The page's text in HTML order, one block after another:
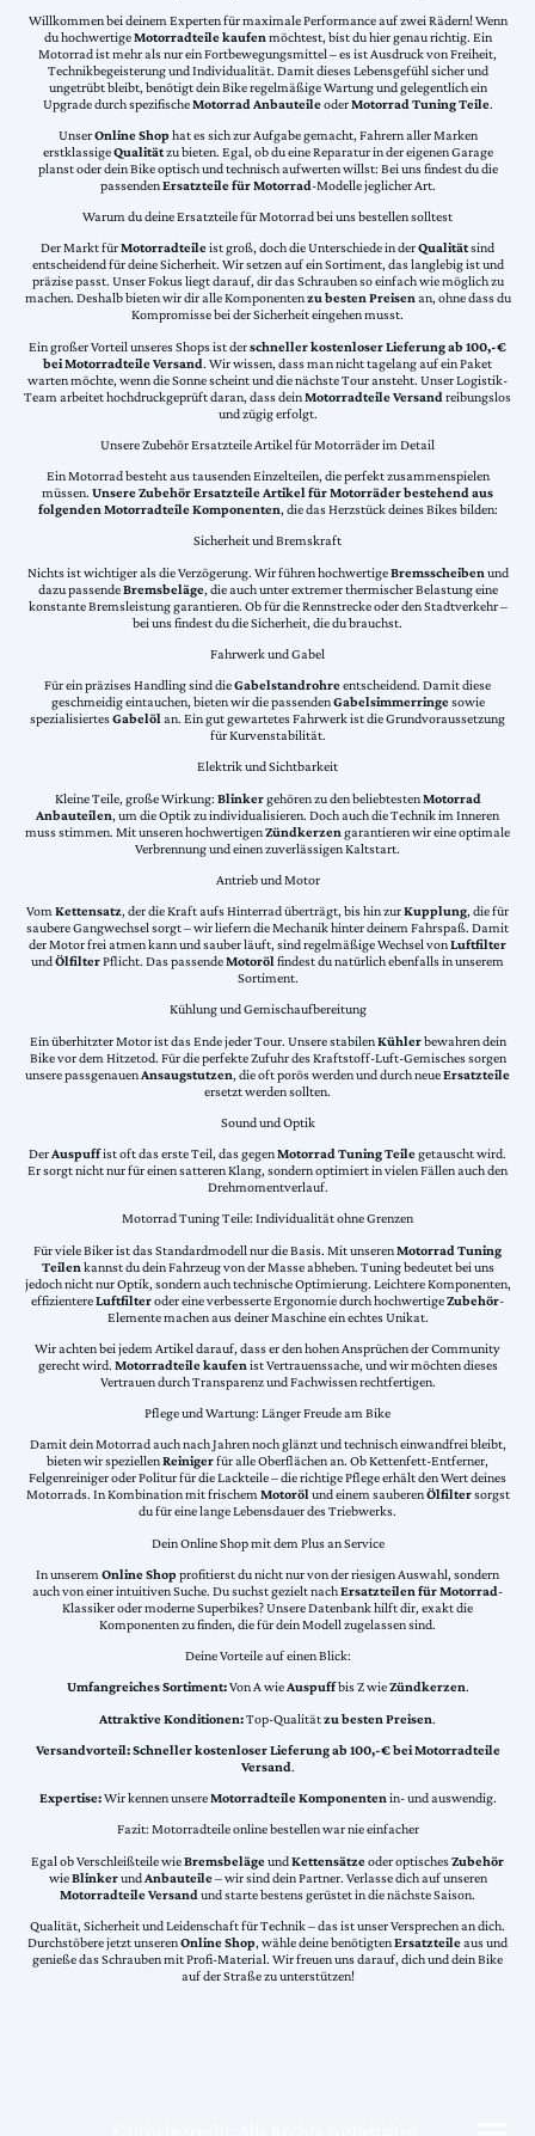
Willkommen bei deinem Experten für maximale Performance auf zwei Rädern! Wenn
du hochwertigeMotorradteile kaufen möchtest, bist du hier genau richtig. Ein
Motorrad ist mehr als nur ein Fortbewegungsmittel – es ist Ausdruck von Freiheit,
Technikbegeisterung und Individualität. Damit dieses Lebensgefühl sicher und
ungetrübt bleibt, benötigt dein Bike regelmäßige Wartung und gelegentlich ein
Upgrade durch spezifischeMotorrad AnbauteileoderMotorrad Tuning Teile.
UnserOnline Shophat es sich zur Aufgabe gemacht, Fahrern aller Marken
erstklassigeQualitätzu bieten. Egal, ob du eine Reparatur in der eigenen Garage
planst oder dein Bike optisch und technisch aufwerten willst: Bei uns findest du die
passendenErsatzteile für Motorrad-Modelle jeglicher Art.
Warum du deine Ersatzteile für Motorrad bei uns bestellen solltest
Der Markt fürMotorradteileist groß, doch die Unterschiede in derQualitätsind
entscheidend für deine Sicherheit. Wir setzen auf ein Sortiment, das langlebig ist und
präzise passt. Unser Fokus liegt darauf, dir das Schrauben so einfach wie möglich zu
machen. Deshalb bieten wir dir alle Komponentenzu besten Preisenan, ohne dass du
Kompromisse bei der Sicherheit eingehen musst.
Ein großer Vorteil unseres Shops ist derschneller kostenloser Lieferung ab 100,-€
bei Motorradteile Versand. Wir wissen, dass man nicht tagelang auf ein Paket
warten möchte, wenn die Sonne scheint und die nächste Tour ansteht. Unser Logistik-
Team arbeitet hochdruckgeprüft daran, dass deinMotorradteile Versand reibungslos
und zügig erfolgt.
Unsere Zubehör Ersatzteile Artikel für Motorräder im Detail
Ein Motorrad besteht aus tausenden Einzelteilen, die perfekt zusammenspielen
müssen. Unsere Zubehör Ersatzteile Artikel für Motorräder bestehend aus
folgenden Motorradteile Komponenten, die das Herzstück deines Bikes bilden:
Sicherheit und Bremskraft
Nichts ist wichtiger als die Verzögerung. Wir führen hochwertigeBremsscheiben und
dazu passendeBremsbeläge, die auch unter extremer thermischer Belastung eine
konstante Bremsleistung garantieren. Ob für die Rennstrecke oder den Stadtverkehr –
bei uns findest du die Sicherheit, die du brauchst.
Fahrwerk und Gabel
Für ein präzises Handling sind dieGabelstandrohreentscheidend. Damit diese
geschmeidig eintauchen, bieten wir die passendenGabelsimmerringesowie
spezialisiertesGabelölan. Ein gut gewartetes Fahrwerk ist die Grundvoraussetzung
für Kurvenstabilität.
Elektrik und Sichtbarkeit
Kleine Teile, große Wirkung: Blinkergehören zu den beliebtestenMotorrad
Anbauteilen, um die Optik zu individualisieren. Doch auch die Technik im Inneren
muss stimmen. Mit unseren hochwertigenZündkerzen garantieren wir eine optimale
Verbrennung und einen zuverlässigen Kaltstart.
Antrieb und Motor
VomKettensatz, der die Kraft aufs Hinterrad überträgt, bis hin zurKupplung, die für
saubere Gangwechsel sorgt – wir liefern die Mechanik hinter deinem Fahrspaß. Damit
der Motor frei atmen kann und sauber läuft, sind regelmäßige Wechsel vonLuftfilter
undÖlfilterPflicht. Das passendeMotorölfindest du natürlich ebenfalls in unserem
Sortiment.
Kühlung und Gemischaufbereitung
Ein überhitzter Motor ist das Ende jeder Tour. Unsere stabilenKühlerbewahren dein
Bike vor dem Hitzetod. Für die perfekte Zufuhr des Kraftstoff-Luft-Gemisches sorgen
unsere passgenauenAnsaugstutzen, die oft porös werden und durch neueErsatzteile
ersetzt werden sollten.
Sound und Optik
DerAuspuffist oft das erste Teil, das gegenMotorrad Tuning Teilegetauscht wird.
Er sorgt nicht nur für einen satteren Klang, sondern optimiert in vielen Fällen auch den
Drehmomentverlauf.
Motorrad Tuning Teile: Individualität ohne Grenzen
Für viele Biker ist das Standardmodell nur die Basis. Mit unserenMotorrad Tuning
Teilen kannst du dein Fahrzeug von der Masse abheben. Tuning bedeutet bei uns
jedoch nicht nur Optik, sondern auch technische Optimierung. Leichtere Komponenten,
effizientereLuftfilteroder eine verbesserte Ergonomie durch hochwertigeZubehör-
Elemente machen aus deiner Maschine ein echtes Unikat.
Wir achten bei jedem Artikel darauf, dass er den hohen Ansprüchen der Community
gerecht wird. Motorradteile kaufen ist Vertrauenssache, und wir möchten dieses
Vertrauen durch Transparenz und Fachwissen rechtfertigen.
Pflege und Wartung: Länger Freude am Bike
Damit dein Motorrad auch nach Jahren noch glänzt und technisch einwandfrei bleibt,
bieten wir speziellenReinigerfür alle Oberflächen an. Ob Kettenfett-Entferner,
Felgenreiniger oder Politur für die Lackteile – die richtige Pflege erhält den Wert deines
Motorrads. In Kombination mit frischemMotorölund einem sauberenÖlfiltersorgst
du für eine lange Lebensdauer des Triebwerks.
Dein Online Shop mit dem Plus an Service
In unserem Online Shopprofitierst du nicht nur von der riesigen Auswahl, sondern
auch von einer intuitiven Suche. Du suchst gezielt nachErsatzteilen für Motorrad-
Klassiker oder moderne Superbikes? Unsere Datenbank hilft dir, exakt die
Komponenten zu finden, die für dein Modell zugelassen sind.
Deine Vorteile auf einen Blick:
Umfangreiches Sortiment:Von A wieAuspuffbis Z wieZündkerzen.
Attraktive Konditionen:Top-Qualitätzu besten Preisen.
Versandvorteil:Schneller kostenloser Lieferung ab 100,-€ bei Motorradteile
Versand.
Expertise:Wir kennen unsereMotorradteile Komponentenin- und auswendig.
Fazit: Motorradteile online bestellen war nie einfacher
Egal ob Verschleißteile wieBremsbelägeundKettensätzeoder optischesZubehör
wieBlinkerundAnbauteile– wir sind dein Partner. Verlasse dich auf unseren
Motorradteile Versand und starte bestens gerüstet in die nächste Saison.
Qualität, Sicherheit und Leidenschaft für Technik – das ist unser Versprechen an dich.
Durchstöbere jetzt unserenOnline Shop, wähle deine benötigtenErsatzteileaus und
genieße das Schrauben mit Profi-Material. Wir freuen uns darauf, dich und dein Bike
auf der Straße zu unterstützen!